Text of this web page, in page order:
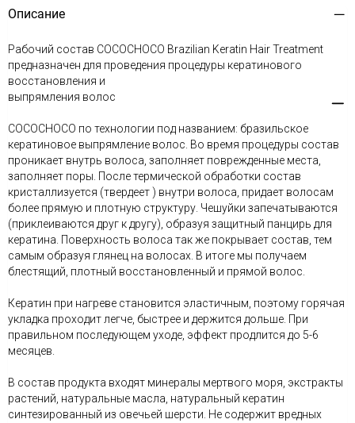
Описание
Рабочий состав COCOCHOCO Brazilian Keratin Hair Treatment
предназначен для проведения процедуры кератинового
восстановления и
выпрямления волос
COCOCHOCO по технологии под названием: бразильское
кератиновое выпрямление волос. Во время процедуры состав
проникает внутрь волоса, заполняет поврежденные места,
заполняет поры. После термической обработки состав
кристаллизуется (твердеет ) внутри волоса, придает волосам
более прямую и плотную структуру. Чешуйки запечатываются
(приклеиваются друг к другу), образуя защитный панцирь для
кератина. Поверхность волоса так же покрывает состав, тем
самым образуя глянец на волосах. В итоге мы получаем
блестящий, плотный восстановленный и прямой волос.
Кератин при нагреве становится эластичным, поэтому горячая
укладка проходит легче, быстрее и держится дольше. При
правильном последующем уходе, эффект продлится до 5-6
месяцев.
В состав продукта входят минералы мертвого моря, экстракты
растений, натуральные масла, натуральный кератин
синтезированный из овечьей шерсти. Не содержит вредных